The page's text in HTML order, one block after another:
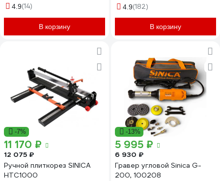
4.9(14)
В корзину
4.9(182)
В корзину
-7%
11 170 ₽
12 075 ₽
Ручной плиткорез SINICA
HTC1000
-13%
5 995 ₽
6 930 ₽
Гравер угловой Sinica G-
200, 100208